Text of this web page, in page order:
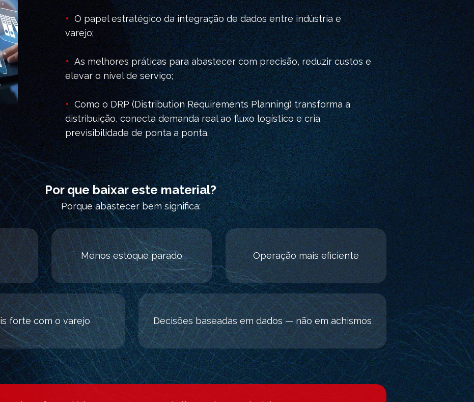
•O papel estratégico da integração de dados entre indústria e
varejo;
•As melhores práticas para abastecer com precisão, reduzir custos e
elevar o nível de serviço;
•Como o DRP (Distribution Requirements Planning) transforma a
distribuição, conecta demanda real ao fluxo logístico e cria
previsibilidade de ponta a ponta.
Por que baixar este material?
Porque abastecer bem significa:
Menos estoque parado Operação mais eficiente
forte com o varejo Decisões baseadas em dados — não em achismos